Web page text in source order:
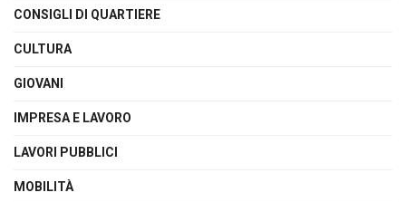
CONSIGLI DI QUARTIERE
CULTURA
GIOVANI
IMPRESA E LAVORO
LAVORI PUBBLICI
MOBILITÀ